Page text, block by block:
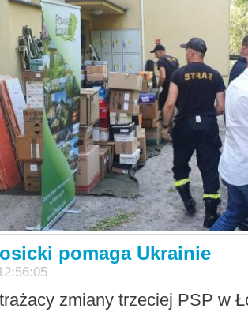
pomaga Ukrainie
zmiany trzeciej PSP w